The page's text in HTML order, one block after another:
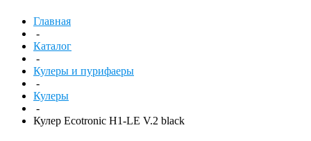
Главная
-
Каталог
-
Кулеры и пурифаеры
-
Кулеры
-
Кулер Ecotronic H1-LE V.2 black